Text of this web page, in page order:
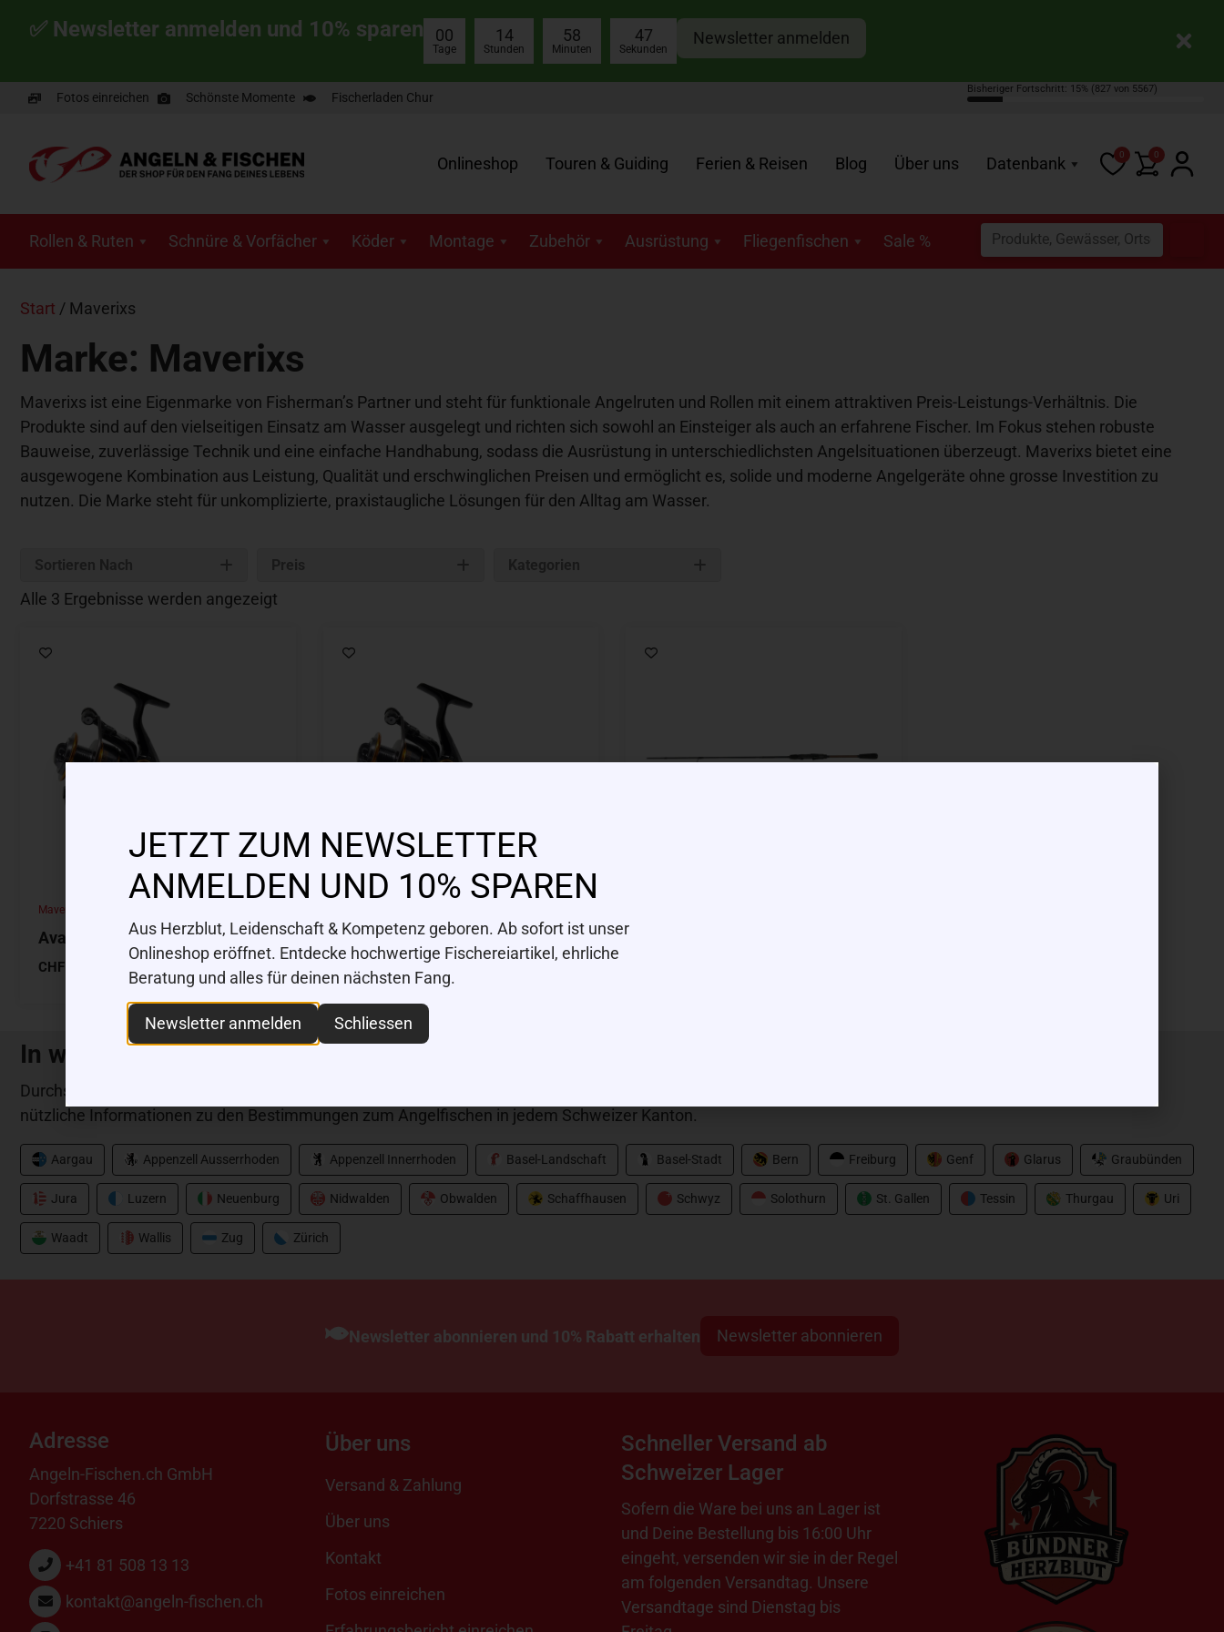
✅ Newsletter anmelden und 10% sparen 00
Tage
14
Stunden
58
Minuten
47
Sekunden
Newsletter anmelden
Fotos einreichen Schönste Momente Fischerladen Chur
Bisheriger Fortschritt: 15% (827 von 5567)
Onlineshop Touren & Guiding Ferien & Reisen Blog Über uns Datenbank 0 0
Rollen & Ruten Schnüre & Vorfächer Köder Montage Zubehör Ausrüstung Fliegenfischen Sale %
Start / Maverixs
Marke: Maverixs
Maverixs ist eine Eigenmarke von Fisherman’s Partner und steht für funktionale Angelruten und Rollen mit einem attraktiven Preis-Leistungs-Verhältnis. Die
Produkte sind auf den vielseitigen Einsatz am Wasser ausgelegt und richten sich sowohl an Einsteiger als auch an erfahrene Fischer. Im Fokus stehen robuste
Bauweise, zuverlässige Technik und eine einfache Handhabung, sodass die Ausrüstung in unterschiedlichsten Angelsituationen überzeugt. Maverixs bietet eine
ausgewogene Kombination aus Leistung, Qualität und erschwinglichen Preisen und ermöglicht es, solide und moderne Angelgeräte ohne grosse Investition zu
nutzen. Die Marke steht für unkomplizierte, praxistaugliche Lösungen für den Alltag am Wasser.
Alle 3 Ergebnisse werden angezeigt
Maverixs
Avarus 1000
CHF
Avarus 2500
CHF 59.00
In welchem Kanton willst Du fischen?
Durchstöbere unser grosses Gewässerverzeichnis und entdecke neue Flüsse und Seen zum Angeln & Fischen in Deinem Kanton. Hier findest Du wichtige und
nützliche Informationen zu den Bestimmungen zum Angelfischen in jedem Schweizer Kanton.
Aargau Appenzell Ausserrhoden Appenzell Innerrhoden Basel-Landschaft Basel-Stadt Bern Freiburg Genf Glarus Graubünden
Jura Luzern Neuenburg Nidwalden Obwalden Schaffhausen Schwyz Solothurn St. Gallen Tessin Thurgau Uri
Waadt Wallis Zug Zürich
Newsletter abonnieren und 10% Rabatt erhalten Newsletter abonnieren
Adresse
Angeln-Fischen.ch GmbH
Dorfstrasse 46
7220 Schiers
+41 81 508 13 13
kontakt@angeln-fischen.ch
Über uns
Versand & Zahlung
Über uns
Kontakt
Fotos einreichen
Schneller Versand ab
Schweizer Lager
Sofern die Ware bei uns an Lager ist
und Deine Bestellung bis 16:00 Uhr
eingeht, versenden wir sie in der Regel
am folgenden Versandtag. Unsere
Versandtage sind Dienstag bis
JETZT ZUM NEWSLETTER
ANMELDEN UND 10% SPAREN
Aus Herzblut, Leidenschaft & Kompetenz geboren. Ab sofort ist unser
Onlineshop eröffnet. Entdecke hochwertige Fischereiartikel, ehrliche
Beratung und alles für deinen nächsten Fang.
Newsletter anmelden Schliessen